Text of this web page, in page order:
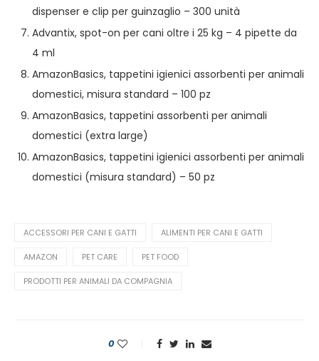
dispenser e clip per guinzaglio – 300 unità
Advantix, spot-on per cani oltre i 25 kg – 4 pipette da
4 ml
AmazonBasics, tappetini igienici assorbenti per animali
domestici, misura standard – 100 pz
AmazonBasics, tappetini assorbenti per animali
domestici (extra large)
AmazonBasics, tappetini igienici assorbenti per animali
domestici (misura standard) – 50 pz
ACCESSORI PER CANI E GATTI ALIMENTI PER CANI E GATTI
AMAZON PET CARE PET FOOD
PRODOTTI PER ANIMALI DA COMPAGNIA
0